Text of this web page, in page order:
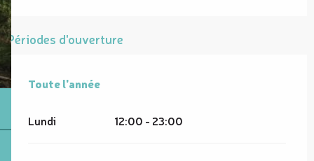
Périodes d'ouverture
Toute l'année
Toute l'année
Lundi 12:00 - 23:00